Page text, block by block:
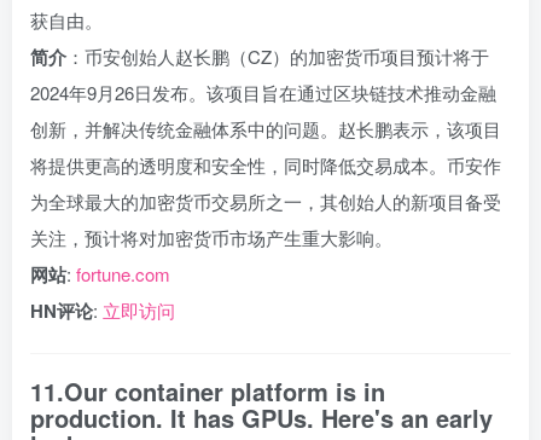
获自由。
简介 ：币安创始人赵长鹏（CZ）的加密货币项目预计将于
2024年9月26日发布。该项目旨在通过区块链技术推动金融
创新，并解决传统金融体系中的问题。赵长鹏表示，该项目
将提供更高的透明度和安全性，同时降低交易成本。币安作
为全球最大的加密货币交易所之一，其创始人的新项目备受
关注，预计将对加密货币市场产生重大影响。
网站: fortune.com
HN评论: 立即访问
11.Our container platform is in
production. It has GPUs. Here's an early